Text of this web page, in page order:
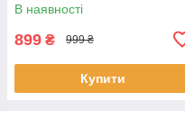
В наявності
899 ₴ 999 ₴
Купити